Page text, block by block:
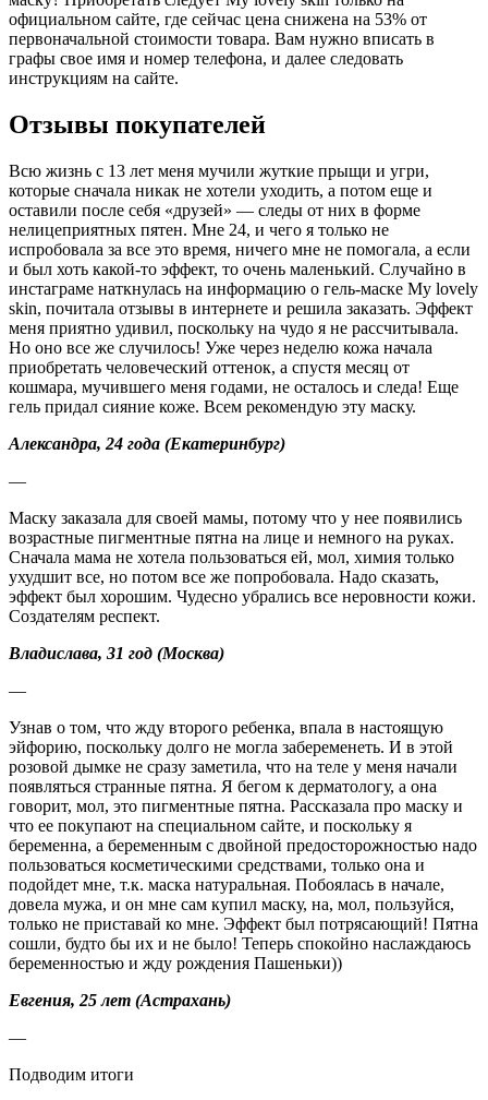
официальном сайте, где сейчас цена снижена на 53% от
первоначальной стоимости товара. Вам нужно вписать в
графы свое имя и номер телефона, и далее следовать
инструкциям на сайте.
Отзывы покупателей
Всю жизнь с 13 лет меня мучили жуткие прыщи и угри,
которые сначала никак не хотели уходить, а потом еще и
оставили после себя «друзей» — следы от них в форме
нелицеприятных пятен. Мне 24, и чего я только не
испробовала за все это время, ничего мне не помогала, а если
и был хоть какой-то эффект, то очень маленький. Случайно в
инстаграме наткнулась на информацию о гель-маске My lovely
skin, почитала отзывы в интернете и решила заказать. Эффект
меня приятно удивил, поскольку на чудо я не рассчитывала.
Но оно все же случилось! Уже через неделю кожа начала
приобретать человеческий оттенок, а спустя месяц от
кошмара, мучившего меня годами, не осталось и следа! Еще
гель придал сияние коже. Всем рекомендую эту маску.
Александра, 24 года (Екатеринбург)
—
Маску заказала для своей мамы, потому что у нее появились
возрастные пигментные пятна на лице и немного на руках.
Сначала мама не хотела пользоваться ей, мол, химия только
ухудшит все, но потом все же попробовала. Надо сказать,
эффект был хорошим. Чудесно убрались все неровности кожи.
Создателям респект.
Владислава, 31 год (Москва)
—
Узнав о том, что жду второго ребенка, впала в настоящую
эйфорию, поскольку долго не могла забеременеть. И в этой
розовой дымке не сразу заметила, что на теле у меня начали
появляться странные пятна. Я бегом к дерматологу, а она
говорит, мол, это пигментные пятна. Рассказала про маску и
что ее покупают на специальном сайте, и поскольку я
беременна, а беременным с двойной предосторожностью надо
пользоваться косметическими средствами, только она и
подойдет мне, т.к. маска натуральная. Побоялась в начале,
довела мужа, и он мне сам купил маску, на, мол, пользуйся,
только не приставай ко мне. Эффект был потрясающий! Пятна
сошли, будто бы их и не было! Теперь спокойно наслаждаюсь
беременностью и жду рождения Пашеньки))
Евгения, 25 лет (Астрахань)
—
Подводим итоги